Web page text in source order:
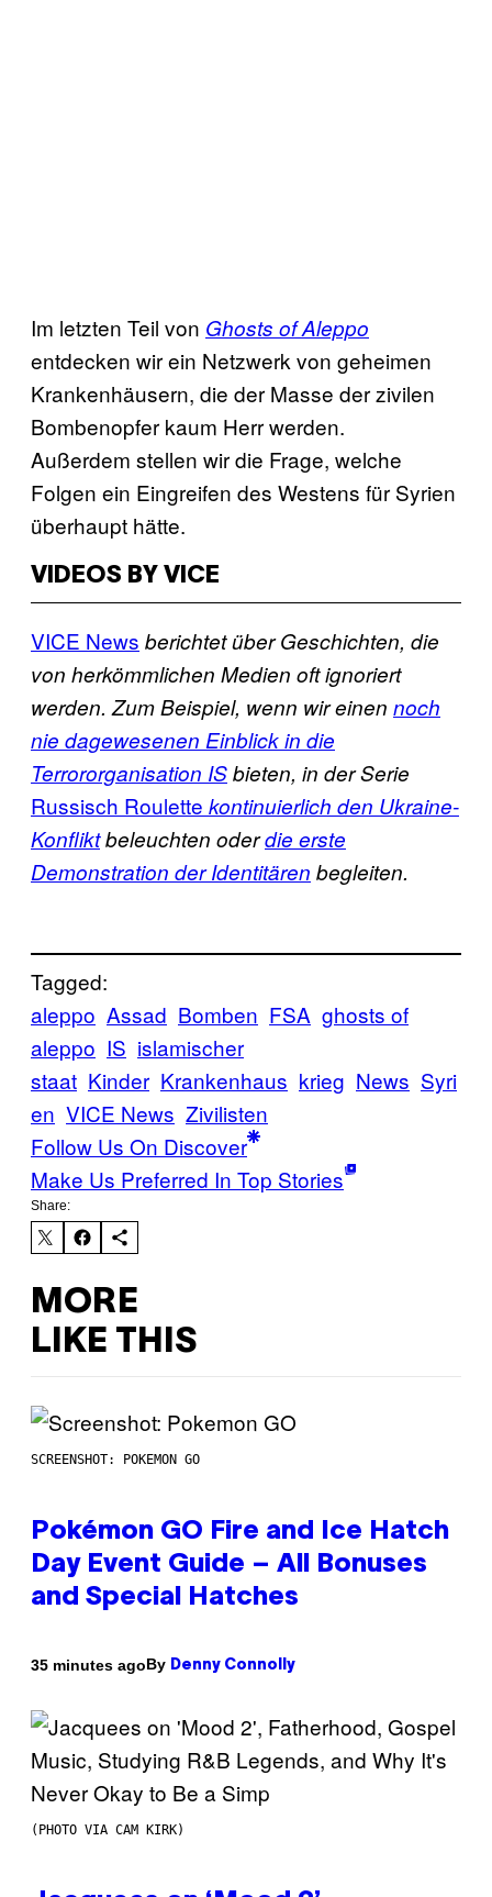
Im letzten Teil von Ghosts of Aleppo
entdecken wir ein Netzwerk von geheimen
Krankenhäusern, die der Masse der zivilen
Bombenopfer kaum Herr werden.
Außerdem stellen wir die Frage, welche
Folgen ein Eingreifen des Westens für Syrien
überhaupt hätte.
VIDEOS BY VICE
VICE News berichtet über Geschichten, die
von herkömmlichen Medien oft ignoriert
werden. Zum Beispiel, wenn wir einen noch
nie dagewesenen Einblick in die
Terrororganisation ISbieten, in der Serie
Russisch Roulette kontinuierlich den Ukraine-
Konfliktbeleuchten oderdie erste
Demonstration der Identitären begleiten.
Tagged:
aleppo Assad Bomben FSA ghosts of
aleppo IS islamischer
staat Kinder Krankenhaus krieg News Syri
en VICE News Zivilisten
Follow Us On Discover
Make Us Preferred In Top Stories
Share:
MORE
LIKE THIS
SCREENSHOT: POKEMON GO
Pokémon GO Fire and Ice Hatch
Day Event Guide – All Bonuses
and Special Hatches
35 minutes agoBy Denny Connolly
(PHOTO VIA CAM KIRK)